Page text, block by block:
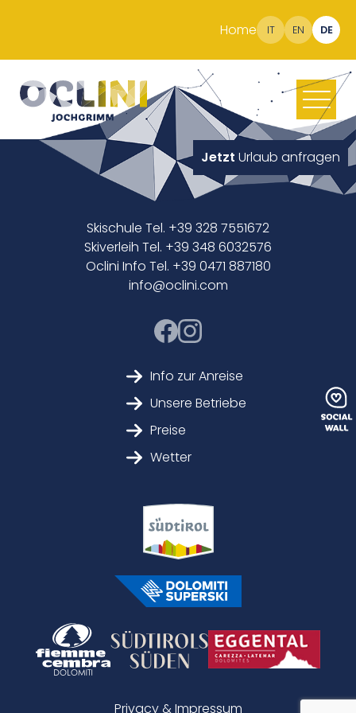
Home IT EN DE
Jetzt Urlaub anfragen
Skischule Tel. +39 328 7551672
Skiverleih Tel. +39 348 6032576
Oclini Info Tel. +39 0471 887180
info@oclini.com
Info zur Anreise
Unsere Betriebe
Preise
Wetter
Privacy & Impressum